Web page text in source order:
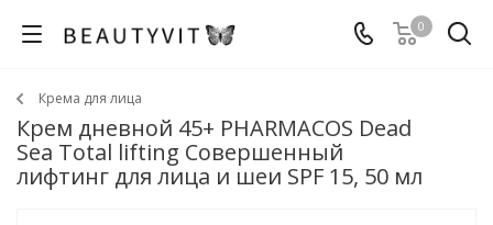
0
Крема для лица
Крем дневной 45+ PHARMACOS Dead
Sea Тotal lifting Совершенный
лифтинг для лица и шеи SPF 15, 50 мл